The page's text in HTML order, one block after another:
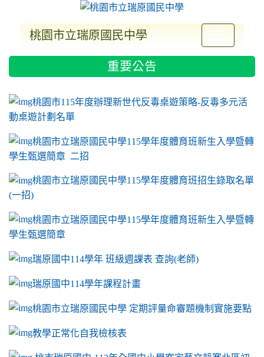
桃園市立瑞原國民中學
重要公告
link to https://sites.google.com/a/m2.ryjh.tyc.edu.tw/ryjh011/
桃園市115年度辦理新世代反毒桌遊策略-反毒多元活
動桌遊計劃名單
桃園市立瑞原國民中學115學年度體育班新生入學暨轉
學生甄選簡章 二招
桃園市立瑞原國民中學115學年度體育班招生錄取名單
(一招)
桃園市立瑞原國民中學115學年度體育班新生入學暨轉
學生甄選簡章
瑞原國中114學年 班級週課表 查詢(老師)
瑞原國中114學年課程計畫
link to https://sites.google.com/a/m2.ryjh.tyc.edu.tw/ryjh011/
桃園市立瑞原國民中學 定期評量命審題機制實施要點
link to https://sites.google.com/a/m2.ryjh.tyc.edu.tw/
教學正常化自我檢核表